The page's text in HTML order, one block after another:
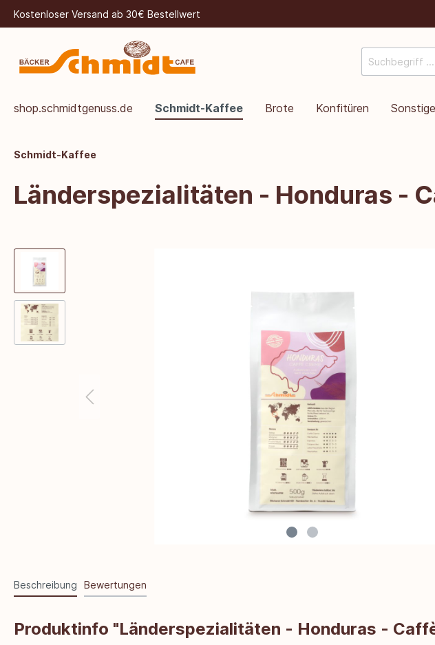
Kostenloser Versand ab 30€ Bestellwert
shop.schmidtgenuss.de Schmidt-Kaffee Brote Konfitüren
Schmidt-Kaffee
Länderspezialitäten - Honduras -
Beschreibung Bewertungen
Produktinfo "Länderspezialitäten - Honduras -